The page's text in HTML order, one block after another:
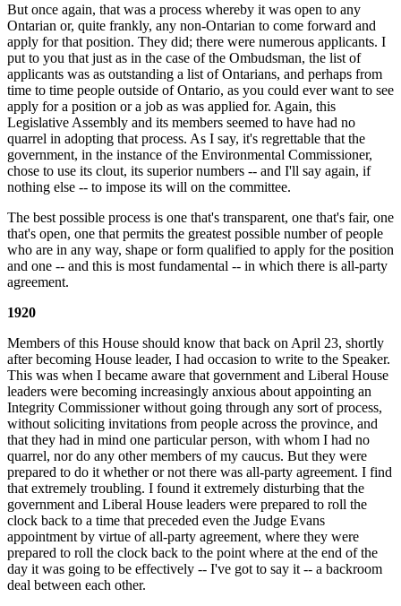
But once again, that was a process whereby it was open to any
Ontarian or, quite frankly, any non-Ontarian to come forward and
apply for that position. They did; there were numerous applicants. I
put to you that just as in the case of the Ombudsman, the list of
applicants was as outstanding a list of Ontarians, and perhaps from
time to time people outside of Ontario, as you could ever want to see
apply for a position or a job as was applied for. Again, this
Legislative Assembly and its members seemed to have had no
quarrel in adopting that process. As I say, it's regrettable that the
government, in the instance of the Environmental Commissioner,
chose to use its clout, its superior numbers -- and I'll say again, if
nothing else -- to impose its will on the committee.
The best possible process is one that's transparent, one that's fair, one
that's open, one that permits the greatest possible number of people
who are in any way, shape or form qualified to apply for the position
and one -- and this is most fundamental -- in which there is all-party
agreement.
1920
Members of this House should know that back on April 23, shortly
after becoming House leader, I had occasion to write to the Speaker.
This was when I became aware that government and Liberal House
leaders were becoming increasingly anxious about appointing an
Integrity Commissioner without going through any sort of process,
without soliciting invitations from people across the province, and
that they had in mind one particular person, with whom I had no
quarrel, nor do any other members of my caucus. But they were
prepared to do it whether or not there was all-party agreement. I find
that extremely troubling. I found it extremely disturbing that the
government and Liberal House leaders were prepared to roll the
clock back to a time that preceded even the Judge Evans
appointment by virtue of all-party agreement, where they were
prepared to roll the clock back to the point where at the end of the
day it was going to be effectively -- I've got to say it -- a backroom
deal between each other.